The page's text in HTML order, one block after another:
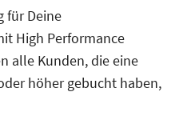
für Deine
High Performance
alle Kunden, die eine
höher gebucht haben,